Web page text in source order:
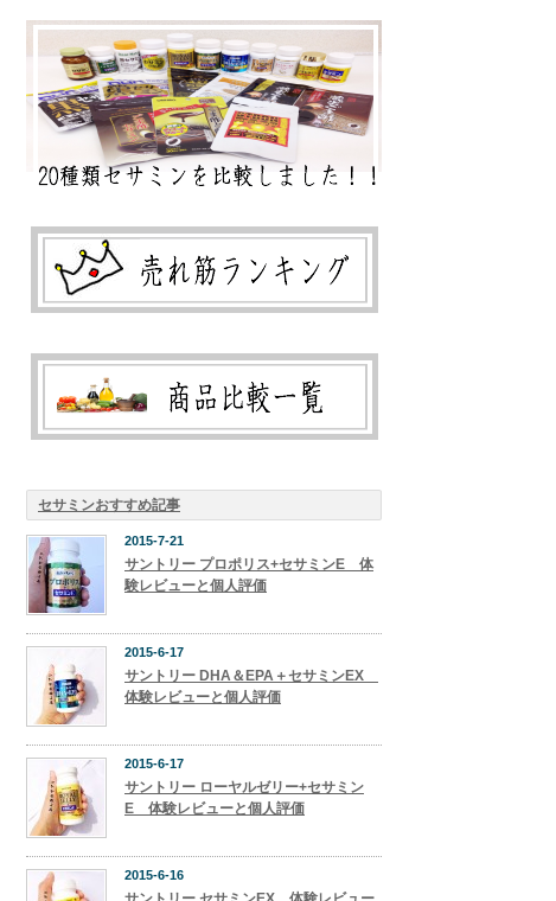
セサミンおすすめ記事
2015-7-21
サントリー プロポリス+セサミンE 体
験レビューと個人評価
2015-6-17
サントリー DHA＆EPA＋セサミンEX
体験レビューと個人評価
2015-6-17
サントリー ローヤルゼリー+セサミン
E 体験レビューと個人評価
2015-6-16